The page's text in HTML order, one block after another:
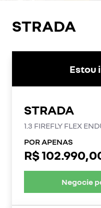
STRADA
Estou
STRADA
1.3 FIREFLY FLEX
POR APENAS
R$
Negocie